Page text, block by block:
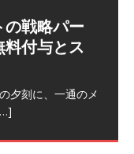
戦略パー
料付与とス
夕刻に、一通のメ
05)
日に那覇を訪れ
スワ
ラウンジ
バンコク経由でチ
[…]
ァースト
例の新年の羽田
[…]
ンナプー
(2026/01)
ンコク経由でチ
[…]